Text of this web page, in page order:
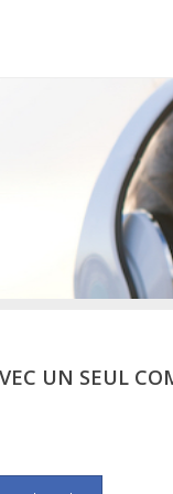
UN SEUL